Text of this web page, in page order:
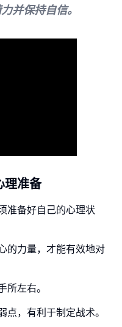
并保持自信。
理准备
准备好自己的心理状
的力量，才能有效地对
左右。
，有利于制定战术。